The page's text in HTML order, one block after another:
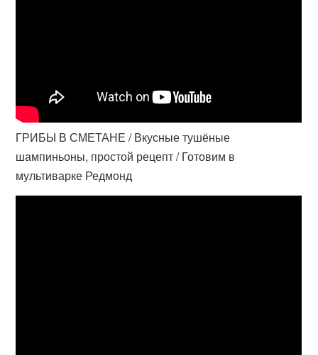
ГРИБЫ В СМЕТАНЕ / Вкусные тушёные
шампиньоны, простой рецепт / Готовим в
мультиварке Редмонд